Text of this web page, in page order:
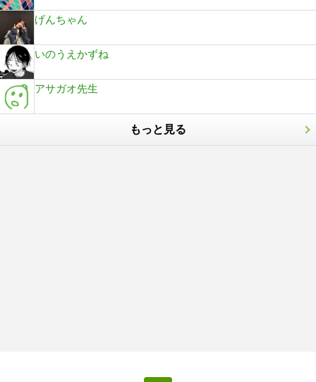
げんちゃん
いのうえかずね
アサガオ先生
もっと見る